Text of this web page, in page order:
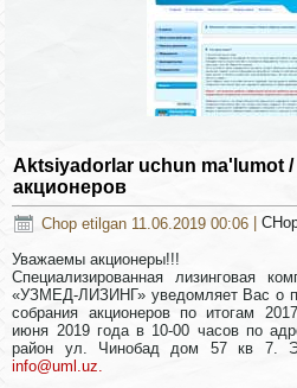
Aktsiyadorlar uchun ma'lumot
акционеров
Chop etilgan 11.06.2019 00:06 |
Уважаемы акционеры!!!
Специализированная лизинговая
«УЗМЕД-ЛИЗИНГ» уведомляет Вас о
собрания акционеров по итогам
июня 2019 года в 10-00 часов по
район ул. Чинобад дом 57 кв 7.
info@uml.uz.